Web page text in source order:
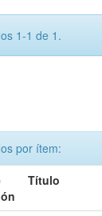
1-1 de 1.
por ítem:
Título